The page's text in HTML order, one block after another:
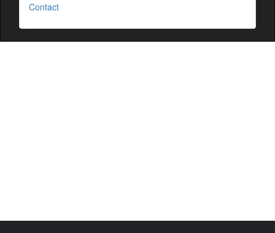
Contact